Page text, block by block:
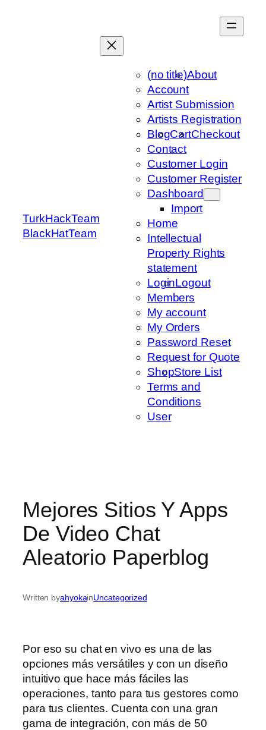
TurkHackTeam
BlackHatTeam
(no title)About
Account
Artist Submission
Artists Registration
BlogCartCheckout
Contact
Customer Login
Customer Register
Dashboard
Import
Home
Intellectual
Property Rights
statement
LoginLogout
Members
My account
My Orders
Password Reset
Request for Quote
ShopStore List
Terms and
Conditions
User
Mejores Sitios Y Apps
De Video Chat
Aleatorio Paperblog
Written byahyokainUncategorized
Por eso su chat en vivo es una de las
opciones más versátiles y con un diseño
intuitivo que hace más fáciles las
operaciones, tanto para tus gestores como
para tus clientes. Cuenta con una gran
gama de integración, con más de 50